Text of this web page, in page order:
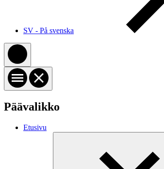
SV - På svenska
Päävalikko
Etusivu